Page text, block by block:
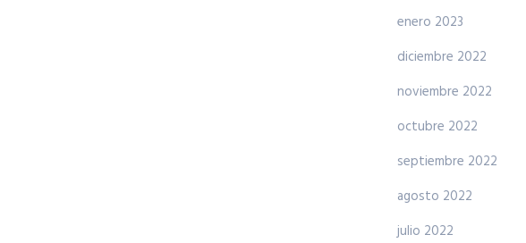
enero 2023
diciembre 2022
noviembre 2022
octubre 2022
septiembre 2022
agosto 2022
julio 2022